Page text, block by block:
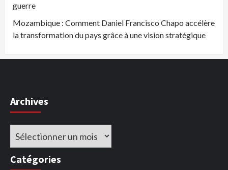
guerre
Mozambique : Comment Daniel Francisco Chapo accélère
la transformation du pays grâce à une vision stratégique
Archives
Archives
Catégories